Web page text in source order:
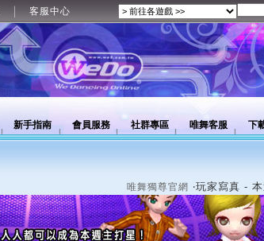
客服中心
新手指南 會員服務 社群專區 唯舞客服 下
唯舞獨尊官網 ‧玩家寫真 -